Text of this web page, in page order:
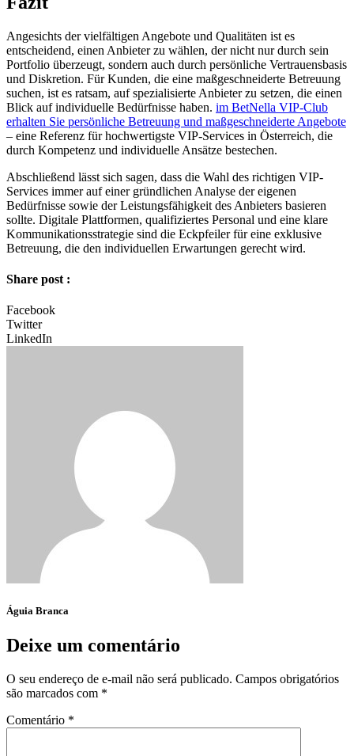
Angesichts der vielfältigen Angebote und Qualitäten ist es
entscheidend, einen Anbieter zu wählen, der nicht nur durch sein
Portfolio überzeugt, sondern auch durch persönliche Vertrauensbasis
und Diskretion. Für Kunden, die eine maßgeschneiderte Betreuung
suchen, ist es ratsam, auf spezialisierte Anbieter zu setzen, die einen
Blick auf individuelle Bedürfnisse haben. im BetNella VIP-Club
erhalten Sie persönliche Betreuung und maßgeschneiderte Angebote
– eine Referenz für hochwertigste VIP-Services in Österreich, die
durch Kompetenz und individuelle Ansätze bestechen.
Abschließend lässt sich sagen, dass die Wahl des richtigen VIP-
Services immer auf einer gründlichen Analyse der eigenen
Bedürfnisse sowie der Leistungsfähigkeit des Anbieters basieren
sollte. Digitale Plattformen, qualifiziertes Personal und eine klare
Kommunikationsstrategie sind die Eckpfeiler für eine exklusive
Betreuung, die den individuellen Erwartungen gerecht wird.
Share post :
Facebook
Twitter
LinkedIn
Águia Branca
Deixe um comentário
O seu endereço de e-mail não será publicado. Campos obrigatórios
são marcados com *
Comentário *